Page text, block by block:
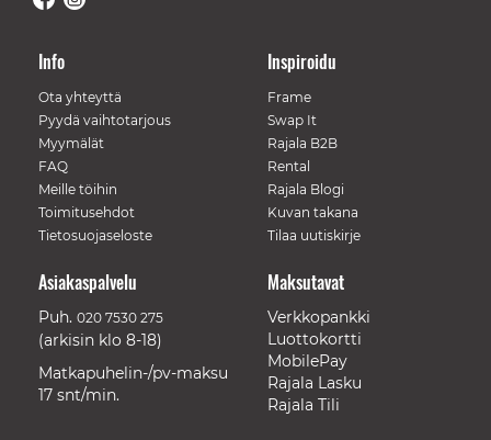
Info
Ota yhteyttä
Pyydä vaihtotarjous
Myymälät
FAQ
Meille töihin
Toimitusehdot
Tietosuojaseloste
Inspiroidu
Frame
Swap It
Rajala B2B
Rental
Rajala Blogi
Kuvan takana
Tilaa uutiskirje
Maksutavat
Verkkopankki
Luottokortti
MobilePay
Rajala Lasku
Rajala Tili
Asiakaspalvelu
Puh. 020 7530 275
(arkisin klo 8-18)
Matkapuhelin-/pv-maksu
17 snt/min.